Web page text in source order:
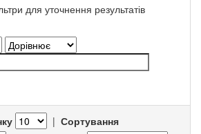
для уточнення результатів
| Сортування